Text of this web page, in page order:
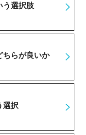
う選択肢
ちらが良いか
選択